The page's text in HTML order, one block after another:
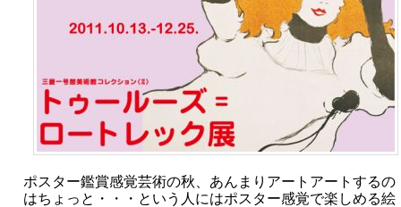
ポスター鑑賞感覚芸術の秋、あんまりアートアートするの
はちょっと・・・という人にはポスター感覚で楽しめる絵